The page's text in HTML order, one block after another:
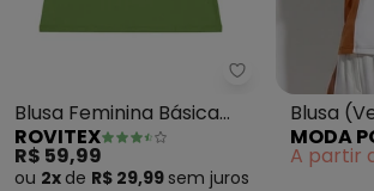
Rovitex -
Blusa Feminina Básica
Visco Tricot (Verde)
ROVITEX
R$ 59,99
ou 2x de R$ 29,99 sem juros
Blusa
MODA
A partir